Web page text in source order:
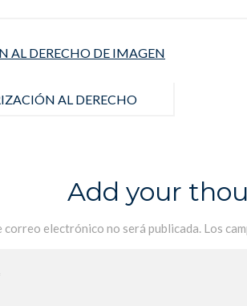
AL DERECHO DE IMAGEN
AL DERECHO
Add your
correo electrónico no será publicada. Los